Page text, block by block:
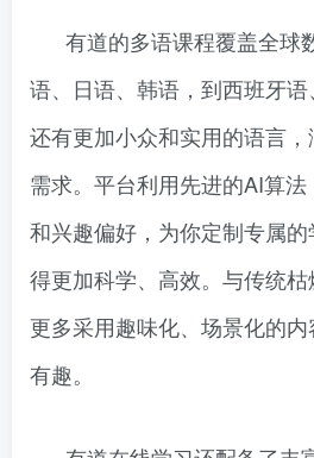
有道的多语课程覆盖全球
语、日语、韩语，到西班牙
还有更加小众和实用的语言
需求。平台利用先进的AI算
和兴趣偏好，为你定制专属
得更加科学、高效。与传统
更多采用趣味化、场景化的
有趣。